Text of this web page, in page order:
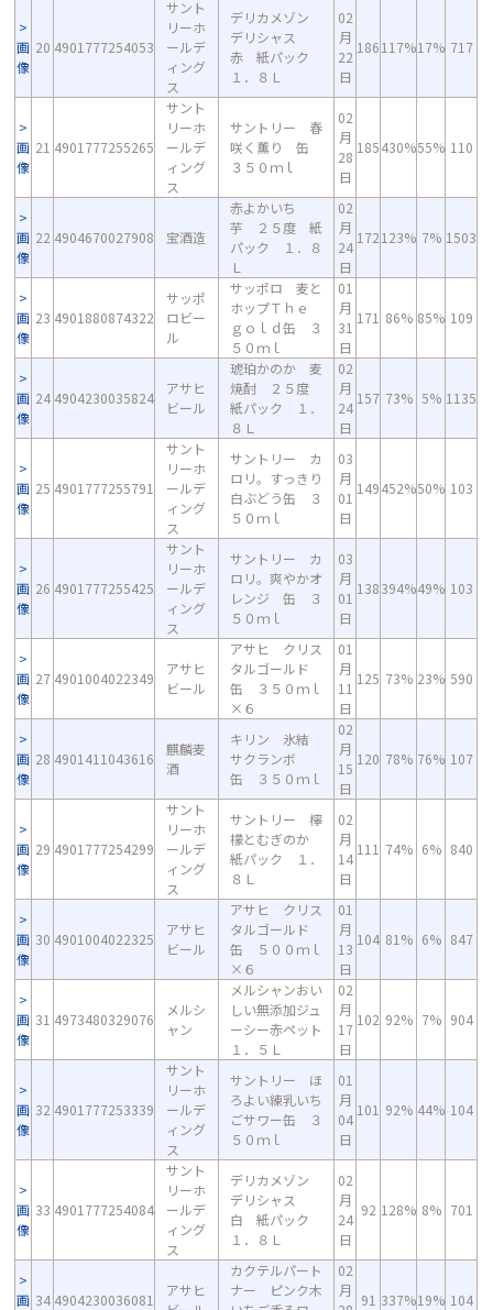
画
像
20 4901777254053
サント
リーホ
ールデ
ィング
ス
デリカメゾン
デリシャス
赤 紙パック
１．８Ｌ
02
月
22
日
186117%17% 717
画
像
21 4901777255265
サント
リーホ
ールデ
ィング
ス
サントリー 春
咲く薫り 缶
３５０ｍｌ
02
月
28
日
185430%55% 110
画
像
22 4904670027908 宝酒造
赤よかいち
芋 ２５度 紙
パック １．８
Ｌ
02
月
24
日
172123% 7% 1503
画
像
23 4901880874322
サッポ
ロビー
ル
サッポロ 麦と
ホップＴｈｅ
ｇｏｌｄ缶 ３
５０ｍｌ
01
月
31
日
171 86% 85% 109
画
像
24 4904230035824
アサヒ
ビール
琥珀かのか 麦
焼酎 ２５度
紙パック １．
８Ｌ
02
月
24
日
157 73% 5% 1135
画
像
25 4901777255791
サント
リーホ
ールデ
ィング
ス
サントリー カ
ロリ。すっきり
白ぶどう缶 ３
５０ｍｌ
03
月
01
日
149452%50% 103
画
像
26 4901777255425
サント
リーホ
ールデ
ィング
ス
サントリー カ
ロリ。爽やかオ
レンジ 缶 ３
５０ｍｌ
03
月
01
日
138394%49% 103
画
像
27 4901004022349
アサヒ
ビール
アサヒ クリス
タルゴールド
缶 ３５０ｍｌ
×６
01
月
11
日
125 73% 23% 590
画
像
28 4901411043616
麒麟麦
酒
キリン 氷結
サクランボ
缶 ３５０ｍｌ
02
月
15
日
120 78% 76% 107
画
像
29 4901777254299
サント
リーホ
ールデ
ィング
ス
サントリー 檸
檬とむぎのか
紙パック １．
８Ｌ
02
月
14
日
111 74% 6% 840
画
像
30 4901004022325
アサヒ
ビール
アサヒ クリス
タルゴールド
缶 ５００ｍｌ
×６
01
月
13
日
104 81% 6% 847
画
像
31 4973480329076
メルシ
ャン
メルシャンおい
しい無添加ジュ
ーシー赤ペット
１．５Ｌ
02
月
17
日
102 92% 7% 904
画
像
32 4901777253339
サント
リーホ
ールデ
ィング
ス
サントリー ほ
ろよい練乳いち
ごサワー缶 ３
５０ｍｌ
01
月
04
日
101 92% 44% 104
画
像
33 4901777254084
サント
リーホ
ールデ
ィング
ス
デリカメゾン
デリシャス
白 紙パック
１．８Ｌ
02
月
24
日
92 128% 8% 701
画 34 4904230036081
アサヒ
カクテルパート
ナー ピンク木
02
月
91 337%19% 104